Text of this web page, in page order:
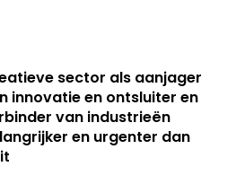
sector als aanjager
innovatie en ontsluiter en
van industrieën
en urgenter dan